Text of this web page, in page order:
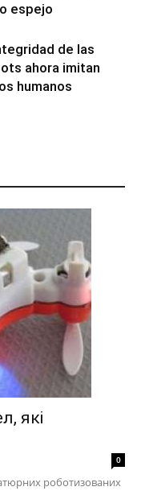
espejo
de las
ahora imitan
humanos
які
0
роботизованих